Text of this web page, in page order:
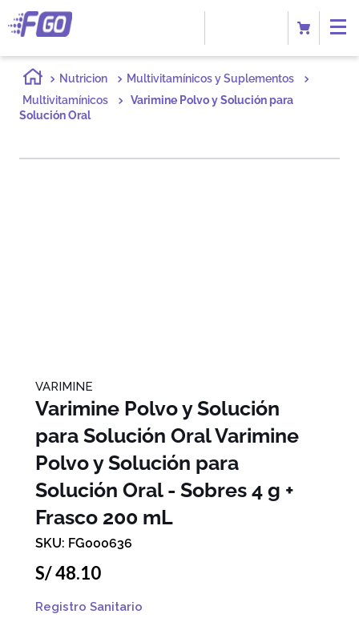
Nutricion
Multivitamínicos y Suplementos
Multivitamínicos
Varimine Polvo y Solución para
Solución Oral
VARIMINE
Varimine Polvo y Solución
para Solución OralVarimine
Polvo y Solución para
Solución Oral - Sobres 4 g +
Frasco 200 mL
FG000636
S/48.10
Registro Sanitario